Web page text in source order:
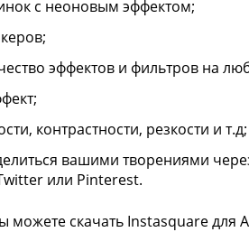
с неоновым эффектом;
эффектов и фильтров на
контрастности, резкости и т.д;
вашими творениями
или Pinterest.
можете скачать Instasquare для